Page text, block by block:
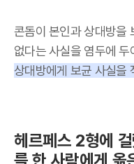
콘돔이 본인과 상대방을
없다는 사실을 염두에 두
상대방에게 보균 사실을
헤르페스 2형에